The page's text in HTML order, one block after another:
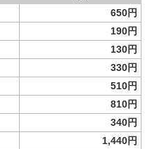
650円
190円
130円
330円
510円
810円
340円
1,440円